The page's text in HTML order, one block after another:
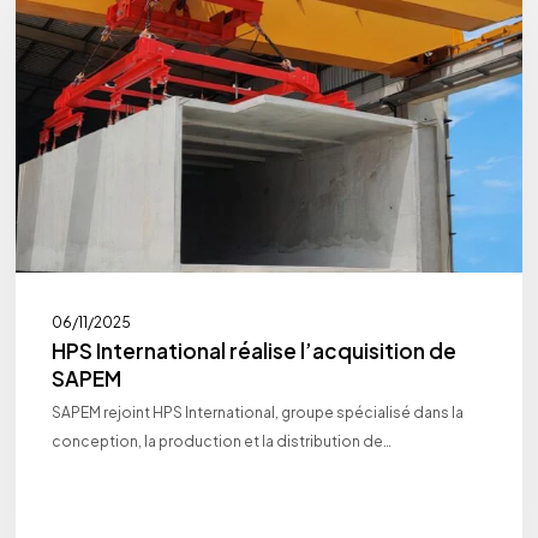
l’acquisition
de
SAPEM
06/11/2025
HPS International réalise l’acquisition de
SAPEM
SAPEM rejoint HPS International, groupe spécialisé dans la
conception, la production et la distribution de…